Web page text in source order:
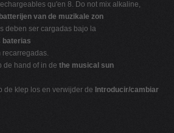
qu'en 8. Do not mix alkaline,
batterijen van de muzikale zon
deben ser cargadas bajo la
baterias
recarregadas.
de hand of in de the musical sun
de klep los en verwijder de Introducir/cambiar